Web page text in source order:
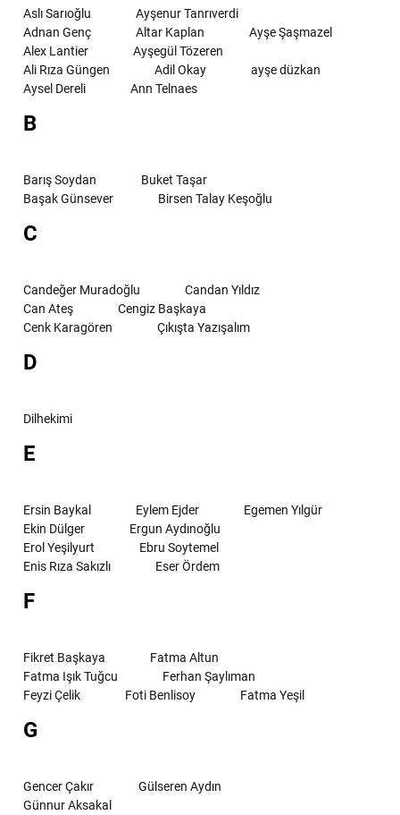
Aslı Sarıoğlu
Ayşenur Tanrıverdi
Adnan Genç
Altar Kaplan
Ayşe Şaşmazel
Alex Lantier
Ayşegül Tözeren
Ali Rıza Güngen
Adil Okay
ayşe düzkan
Aysel Dereli
Ann Telnaes
B
Barış Soydan
Buket Taşar
Başak Günsever
Birsen Talay Keşoğlu
C
Candeğer Muradoğlu
Candan Yıldız
Can Ateş
Cengiz Başkaya
Cenk Karagören
Çıkışta Yazışalım
D
Dilhekimi
E
Ersin Baykal Eylem Ejder
Egemen Yılgür
Ekin Dülger
Ergun Aydınoğlu
Erol Yeşilyurt
Ebru Soytemel
Enis Rıza Sakızlı
Eser Ördem
F
Fikret Başkaya
Fatma Altun
Fatma Işık Tuğcu
Ferhan Şaylıman
Feyzi Çelik
Foti Benlisoy Fatma Yeşil
G
Gencer Çakır
Gülseren Aydın
Günnur Aksakal